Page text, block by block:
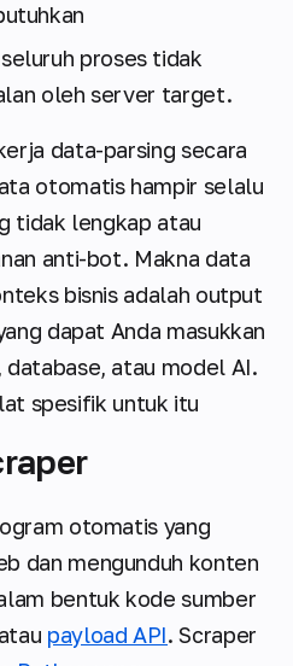
proses tidak
oleh server target.
data-parsing secara
otomatis hampir selalu
tidak lengkap atau
anti-bot. Makna data
bisnis adalah output
dapat Anda masukkan
atau model AI.
spesifik untuk itu
otomatis yang
dan mengunduh konten
bentuk kode sumber
payload API. Scraper